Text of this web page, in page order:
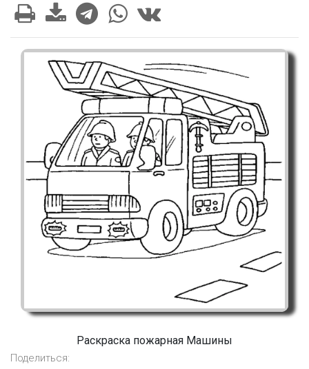
Раскраска пожарная Машины
Поделиться: